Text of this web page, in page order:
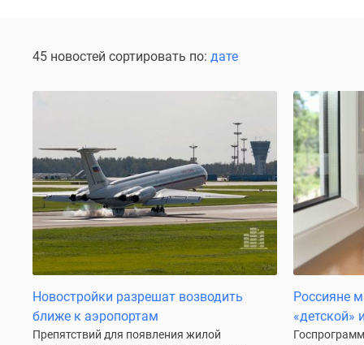
помещения
Продавцы
Видеообзор
новостроек
Экспертиза
новостроек
Экология
Москвы
Подмосковья
Студии
комнатные
комнатные
45 новостей сортировать по: дате
Новостройки разрешат возводить
ближе к аэропортам
Препятствий для появления жилой
Россияне
«детской»